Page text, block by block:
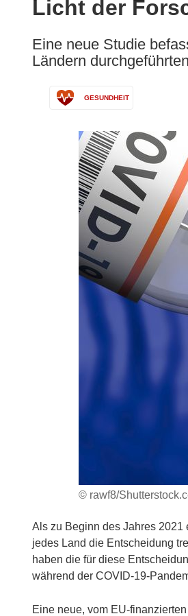
following
languages:
Licht der
Eine neue Studie
Ländern
GESUNDHEIT
© rawf8/
Als zu Beginn des Jahres 2021
jedes Land die Entscheidung
haben die für diese
während der COVID-19-
Eine neue, vom EU-